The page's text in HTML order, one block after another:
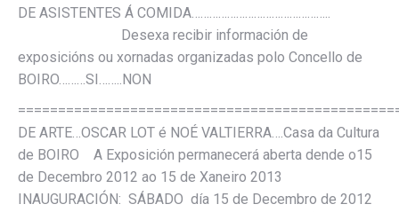
DE ASISTENTES Á COMIDA………………………………………..
Desexa recibir información de
exposicións ou xornadas organizadas polo Concello de
BOIRO………SI……..NON
DE ARTE…OSCAR LOT é NOÉ VALTIERRA….Casa da Cultura
de BOIRO A Exposición permanecerá aberta dende o15
de Decembro 2012 ao 15 de Xaneiro 2013
INAUGURACIÓN: SÁBADO día 15 de Decembro de 2012